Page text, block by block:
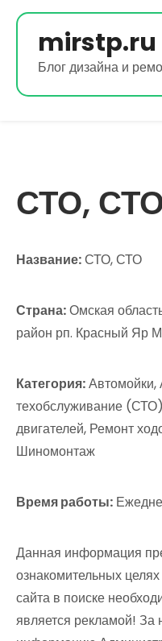
Перейти
содержимомуmirstp.ru
Блог дизайна и
СТО,
Название:СТО, СТО
Страна:Омская
район рп. Красный Яр
Категория:Автомойки,
техобслуживание
двигателей, Ремонт
Шиномонтаж
Время работы:
Данная информация
ознакомительных
сайта в поиске
является рекламой!